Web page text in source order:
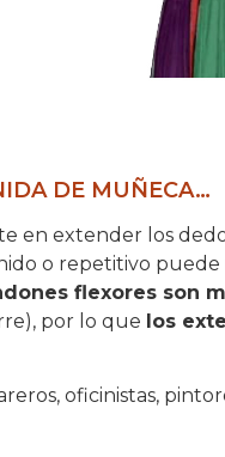
DE MUÑECA…
en extender los
o repetitivo puede
flexores son
por lo que los
oficinistas,